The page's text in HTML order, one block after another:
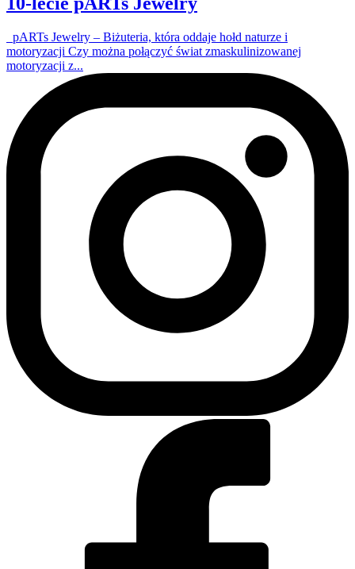
pARTs Jewelry – Biżuteria, która oddaje hołd naturze i
motoryzacji Czy można połączyć świat zmaskulinizowanej
motoryzacji z...